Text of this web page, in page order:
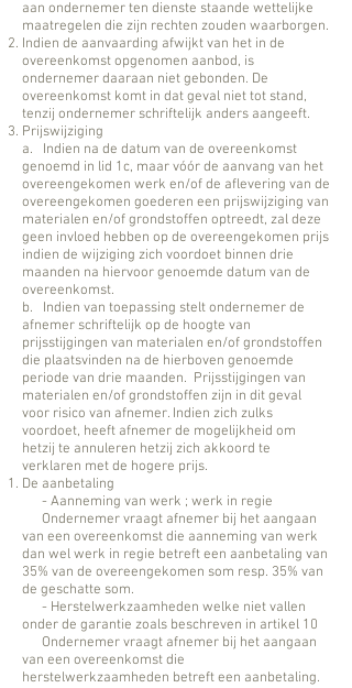
aan ondernemer ten dienste staande wettelijke
maatregelen die zijn rechten zouden waarborgen.
Indien de aanvaarding afwijkt van het in de
overeenkomst opgenomen aanbod, is
ondernemer daaraan niet gebonden. De
overeenkomst komt in dat geval niet tot stand,
tenzij ondernemer schriftelijk anders aangeeft.
Prijswijziging
a. Indien na de datum van de overeenkomst
genoemd in lid 1c, maar vóór de aanvang van het
overeengekomen werk en/of de aflevering van de
overeengekomen goederen een prijswijziging van
materialen en/of grondstoffen optreedt, zal deze
geen invloed hebben op de overeengekomen prijs
indien de wijziging zich voordoet binnen drie
maanden na hiervoor genoemde datum van de
overeenkomst.
b. Indien van toepassing stelt ondernemer de
afnemer schriftelijk op de hoogte van
prijsstijgingen van materialen en/of grondstoffen
die plaatsvinden na de hierboven genoemde
periode van drie maanden. Prijsstijgingen van
materialen en/of grondstoffen zijn in dit geval
voor risico van afnemer. Indien zich zulks
voordoet, heeft afnemer de mogelijkheid om
hetzij te annuleren hetzij zich akkoord te
verklaren met de hogere prijs.
De aanbetaling
- Aanneming van werk ; werk in regie
Ondernemer vraagt afnemer bij het aangaan
van een overeenkomst die aanneming van werk
dan wel werk in regie betreft een aanbetaling van
35% van de overeengekomen som resp. 35% van
de geschatte som.
- Herstelwerkzaamheden welke niet vallen
onder de garantie zoals beschreven in artikel 10
Ondernemer vraagt afnemer bij het aangaan
van een overeenkomst die
herstelwerkzaamheden betreft een aanbetaling.